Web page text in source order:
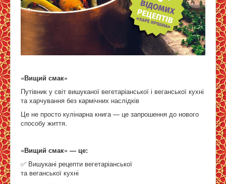
«Вищий смак»
Путівник у світ вишуканої вегетаріанської і веганської кухні
та харчування без кармічних наслідків
Це не просто кулінарна книга — це запрошення до нового
способу життя.
«Вищий смак» — це:
✅ Вишукані рецепти вегетаріанської
та веганської кухні